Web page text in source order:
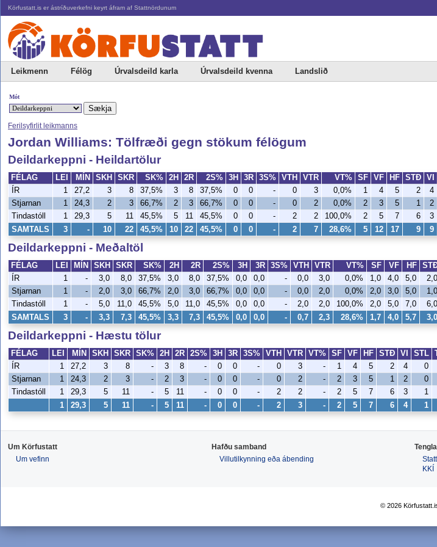
Körfustatt.is er ástríðuverkefni keyrt áfram af Stattnördunum
Leikmenn Félög Úrvalsdeild karla Úrvalsdeild kvenna Landslið
Mót
Ferilsyfirlit leikmanns
Jordan Williams: Tölfræði gegn stökum félögum
Deildarkeppni - Heildartölur
FÉLAG LEI MÍN SKH SKR SK% 2H 2R 2S% 3H 3R 3S% VTH VTR VT% SF VF HF STÐ VI
ÍR
1 27,2 3 8 37,5% 3 8 37,5% 0 0 - 0 3 0,0% 1 4 5 2 4
Stjarnan
1 24,3 2 3 66,7% 2 3 66,7% 0 0 - 0 2 0,0% 2 3 5 1 2
Tindastóll
1 29,3 5 11 45,5% 5 11 45,5% 0 0 - 2 2 100,0% 2 5 7 6 3
SAMTALS 3 - 10 22 45,5% 10 22 45,5% 0 0 - 2 7 28,6% 5 12 17 9 9
Deildarkeppni - Meðaltöl
FÉLAG LEI MÍN SKH SKR SK% 2H 2R 2S% 3H 3R 3S% VTH VTR VT% SF VF HF
ÍR
1 - 3,0 8,0 37,5% 3,0 8,0 37,5% 0,0 0,0 - 0,0 3,0 0,0% 1,0 4,0 5,0 2,0
Stjarnan
1 - 2,0 3,0 66,7% 2,0 3,0 66,7% 0,0 0,0 - 0,0 2,0 0,0% 2,0 3,0 5,0 1,0
Tindastóll
1 - 5,0 11,0 45,5% 5,0 11,0 45,5% 0,0 0,0 - 2,0 2,0 100,0% 2,0 5,0 7,0 6,0
SAMTALS 3 - 3,3 7,3 45,5% 3,3 7,3 45,5% 0,0 0,0 - 0,7 2,3 28,6% 1,7 4,0 5,7 3,0
Deildarkeppni - Hæstu tölur
FÉLAG LEI MÍN SKH SKR SK% 2H 2R 2S% 3H 3R 3S% VTH VTR VT% SF VF HF STÐ VI STL
ÍR
1 27,2 3 8 - 3 8 - 0 0 - 0 3 - 1 4 5 2 4 0
Stjarnan
1 24,3 2 3 - 2 3 - 0 0 - 0 2 - 2 3 5 1 2 0
Tindastóll
1 29,3 5 11 - 5 11 - 0 0 - 2 2 - 2 5 7 6 3 1
1 29,3 5 11 - 5 11 - 0 0 - 2 3 - 2 5 7 6 4 1
Um Körfustatt
Um vefinn
Hafðu samband
Villutilkynning eða ábending
KKÍ
© 2026